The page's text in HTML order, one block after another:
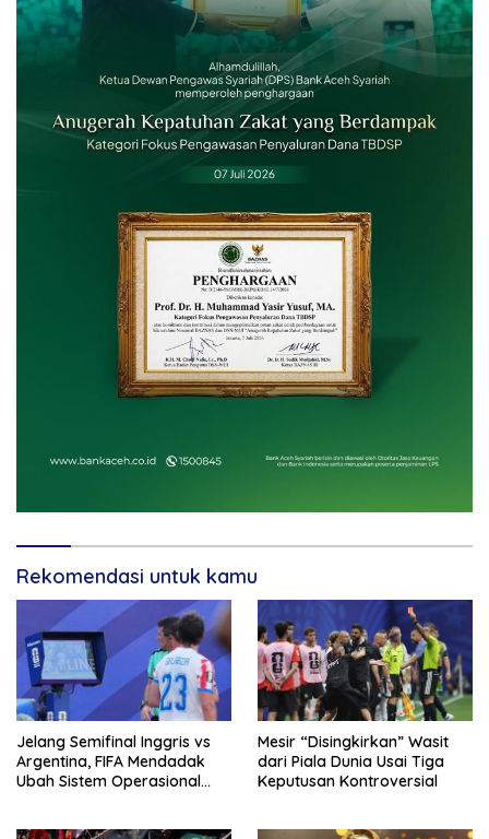
Rekomendasi untuk kamu
Jelang Semifinal Inggris vs
Argentina, FIFA Mendadak
Ubah Sistem Operasional
Mesir “Disingkirkan” Wasit
dari Piala Dunia Usai Tiga
Keputusan Kontroversial